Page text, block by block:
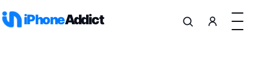
iPhoneAddict